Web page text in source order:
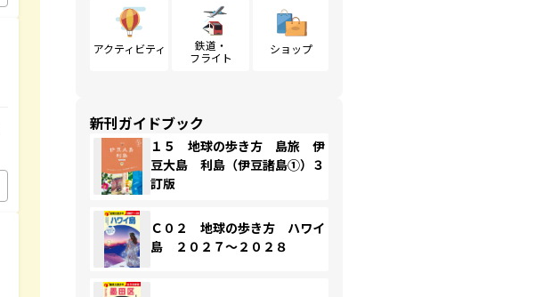
アクティビティ
鉄道・
フライト
ショップ
新刊ガイドブック
１５ 地球の歩き方 島旅 伊
豆大島 利島（伊豆諸島①）３
訂版
Ｃ０２ 地球の歩き方 ハワイ
島 ２０２７～２０２８